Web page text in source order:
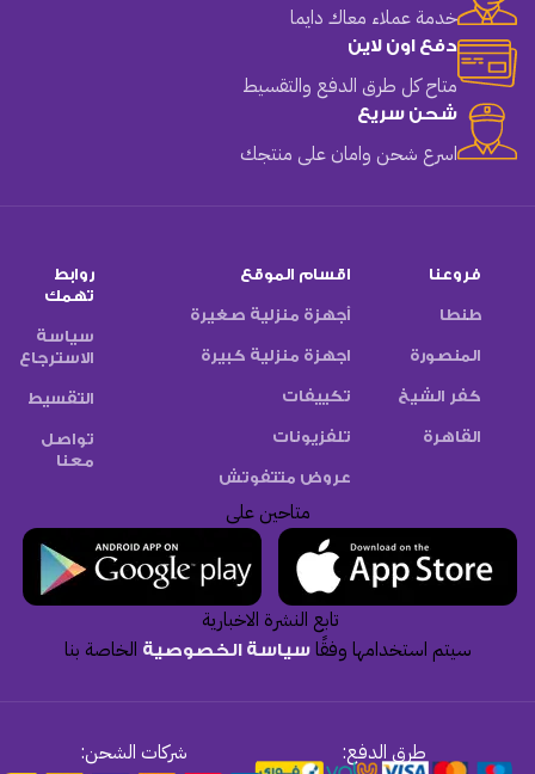
خدمة عملاء معاك دايما
دفع اون لاين
متاح كل طرق الدفع والتقسيط
شحن سريع
اسرع شحن وامان على منتجك
فروعنا
طنطا
المنصورة
كفر الشيخ
القاهرة
اقسام الموقع
أجهزة منزلية صغيرة
اجهزة منزلية كبيرة
تكييفات
تلفزيونات
عروض متتفوتش
روابط
تهمك
سياسة
الاسترجاع
التقسيط
تواصل
معنا
متاحين على
تابع النشرة الاخبارية
سيتم استخدامها وفقًاسياسة الخصوصية الخاصة بنا
طرق الدفع: شركات الشحن: